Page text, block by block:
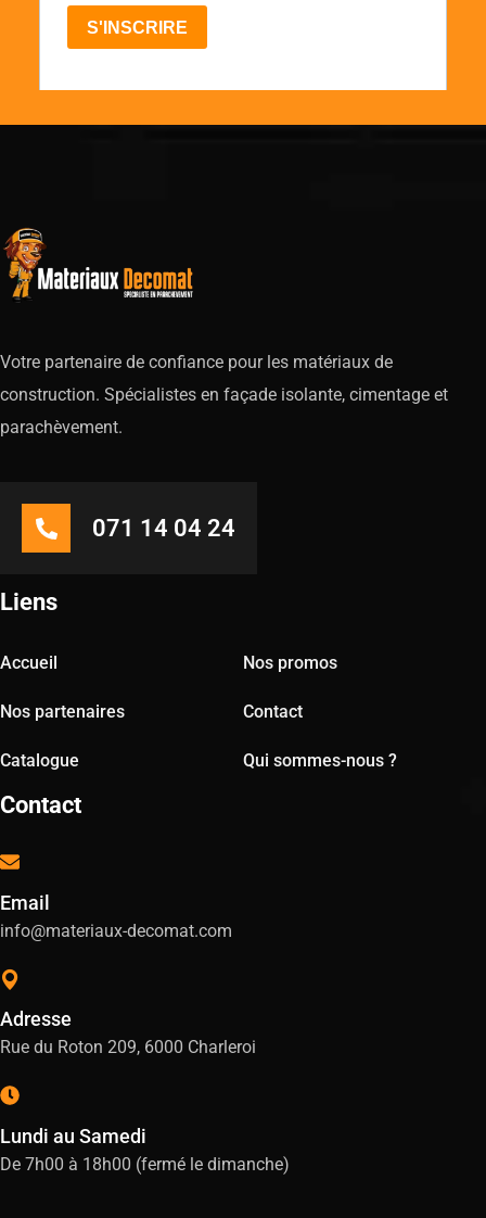
Votre partenaire de confiance pour les matériaux de
construction. Spécialistes en façade isolante, cimentage et
parachèvement.
071 14 04 24
Liens
Accueil Nos promos
Nos partenaires Contact
Catalogue Qui sommes-nous ?
Contact
Email
info@materiaux-decomat.com
Adresse
Rue du Roton 209, 6000 Charleroi
Lundi au Samedi
De 7h00 à 18h00 (fermé le dimanche)